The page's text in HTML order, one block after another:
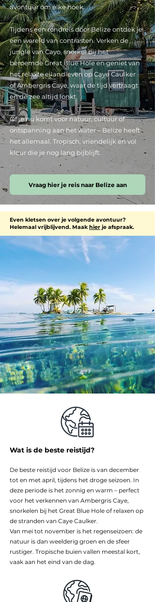
avontuur om elke hoek.
Tijdens een rondreis door Belize ontdek je
een wereld van contrasten. Verken de
jungle van Cayo, snorkel bij het
beroemde Great Blue Hole en geniet van
het relaxte eilandleven op Caye Caulker
of Ambergris Caye, waar de tijd vertraagt
en de zee altijd lonkt.
Of je nu komt voor natuur, cultuur of
ontspanning aan het water – Belize heeft
het allemaal. Tropisch, vriendelijk en vol
kleur die je nog lang bijblijft.
.
Vraag hier je reis naar Belize aan
Even kletsen over je volgende avontuur?
Helemaal vrijblijvend. Maak hier je afspraak.
Wat is de beste reistijd?
De beste reistijd voor Belize is van december
tot en met april, tijdens het droge seizoen. In
deze periode is het zonnig en warm – perfect
voor het verkennen van Ambergris Caye,
snorkelen bij het Great Blue Hole of relaxen op
de stranden van Caye Caulker.
Van mei tot november is het regenseizoen: de
natuur is dan weelderig groen en de sfeer
rustiger. Tropische buien vallen meestal kort,
vaak aan het eind van de dag.